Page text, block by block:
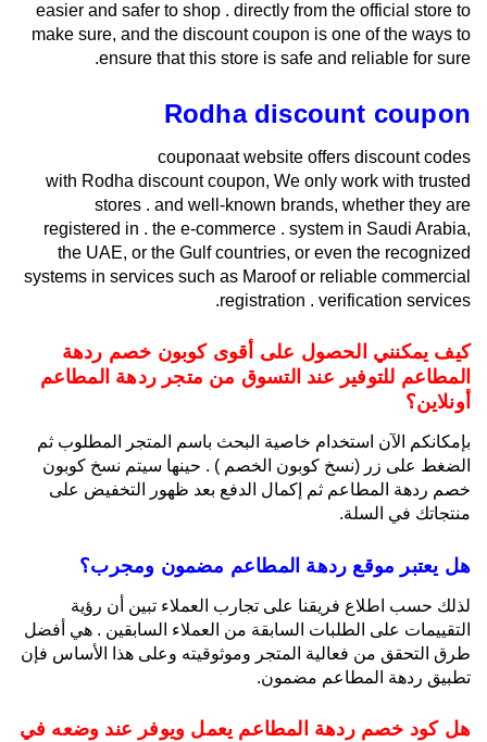
easier and safer to shop . directly from the official store to
make sure, and the discount coupon is one of the ways to
ensure that this store is safe and reliable for sure.
Rodha discount coupon
couponaat website offers discount codes
with Rodha discount coupon, We only work with trusted
stores . and well-known brands, whether they are
registered in . the e-commerce . system in Saudi Arabia,
the UAE, or the Gulf countries, or even the recognized
systems in services such as Maroof or reliable commercial
registration . verification services.
كيف يمكنني الحصول على أقوى كوبون خصم ردهة
المطاعم للتوفير عند التسوق من متجر ردهة المطاعم
أونلاين؟
بإمكانكم الآن استخدام خاصية البحث باسم المتجر المطلوب ثم
الضغط على زر (نسخ كوبون الخصم ) . حينها سيتم نسخ كوبون
خصم ردهة المطاعم ثم إكمال الدفع بعد ظهور التخفيض على
منتجاتك في السلة.
هل يعتبر موقع ردهة المطاعم مضمون ومجرب؟
لذلك حسب اطلاع فريقنا على تجارب العملاء تبين أن رؤية
التقييمات على الطلبات السابقة من العملاء السابقين . هي أفضل
طرق التحقق من فعالية المتجر وموثوقيته وعلى هذا الأساس فإن
تطبيق ردهة المطاعم مضمون.
هل كود خصم ردهة المطاعم يعمل ويوفر عند وضعه في